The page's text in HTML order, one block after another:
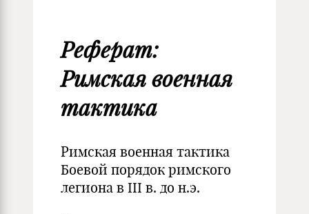
Реферат:
Римская военная
тактика
Римская военная тактика
Боевой порядок римского
легиона в III в. до н.э.